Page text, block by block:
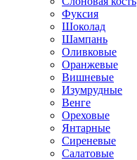
Фуксия
Шоколад
Шампань
Оливковые
Оранжевые
Вишневые
Изумрудные
Венге
Ореховые
Янтарные
Сиреневые
Салатовые